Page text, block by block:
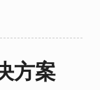
方案